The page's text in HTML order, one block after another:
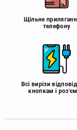
Щільне
телефону
Всі вирізи
кнопкам і